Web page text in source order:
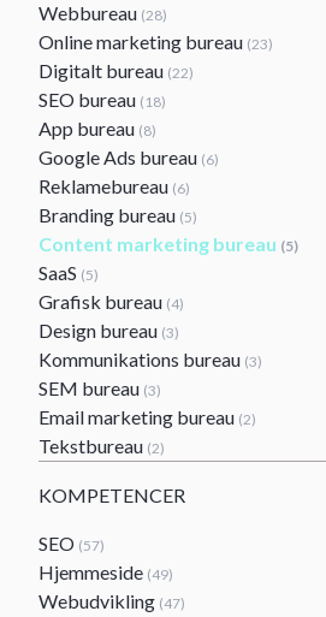
Webbureau (28)
Online marketing bureau (23)
Digitalt bureau (22)
SEO bureau (18)
App bureau (8)
Google Ads bureau (6)
Reklamebureau (6)
Branding bureau (5)
Content marketing bureau (5)
SaaS (5)
Grafisk bureau (4)
Design bureau (3)
Kommunikations bureau (3)
SEM bureau (3)
Email marketing bureau (2)
Tekstbureau (2)
KOMPETENCER
SEO (57)
Hjemmeside (49)
Webudvikling (47)